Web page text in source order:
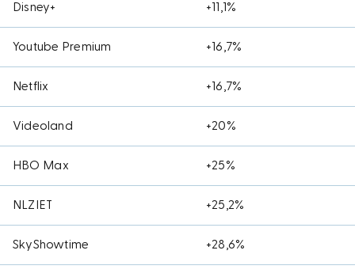
Disney+ +11,1%
Youtube Premium +16,7%
Netflix +16,7%
Videoland +20%
HBO Max +25%
NLZIET +25,2%
SkyShowtime +28,6%